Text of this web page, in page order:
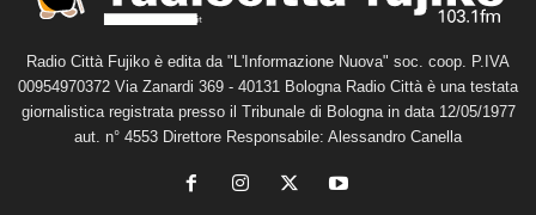
Radio Città Fujiko è edita da "L'Informazione Nuova" soc. coop. P.IVA
00954970372 Via Zanardi 369 - 40131 Bologna Radio Città è una testata
giornalistica registrata presso il Tribunale di Bologna in data 12/05/1977
aut. n° 4553 Direttore Responsabile: Alessandro Canella